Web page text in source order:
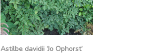
Astilbe davidii ‘Jo Ophorst’